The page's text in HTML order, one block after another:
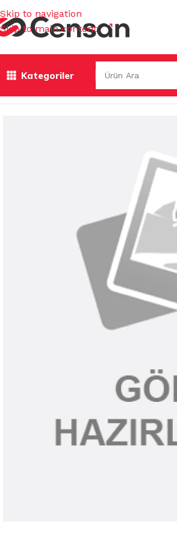
Skip to navigation
Skip to main content
Kategoriler
KOKULAR &